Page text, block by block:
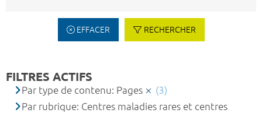
EFFACER RECHERCHER
FILTRES ACTIFS
Par type de contenu: Pages
(3)
Par rubrique: Centres maladies rares et centres